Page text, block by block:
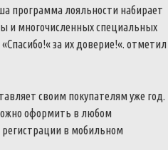
программалояльности набирает
и многочисленныхспециальных
«Спасибо!«за их доверие!«. отметил
своим покупателямуже год.
оформить в любом
регистрации в мобильном